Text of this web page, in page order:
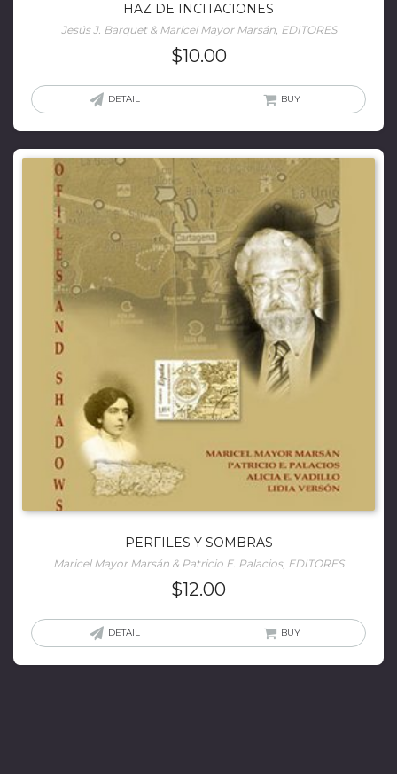
HAZ DE INCITACIONES
Jesús J. Barquet & Maricel Mayor Marsán, EDITORES
$10.00
DETAIL BUY
PERFILES Y SOMBRAS
Maricel Mayor Marsán & Patricio E. Palacios, EDITORES
$12.00
DETAIL BUY